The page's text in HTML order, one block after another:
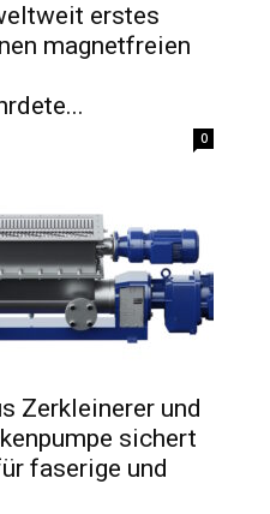
erstes
magnetfreien
0
Zerkleinerer und
sichert
faserige und